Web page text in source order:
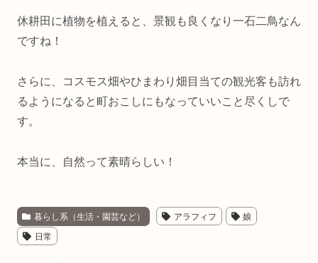
休耕田に植物を植えると、景観も良くなり一石二鳥なん
ですね！
さらに、コスモス畑やひまわり畑目当ての観光客も訪れ
るようになると町おこしにもなっていいこと尽くしで
す。
本当に、自然って素晴らしい！
暮らし系（生活・園芸など） アラフィフ 娘
日常